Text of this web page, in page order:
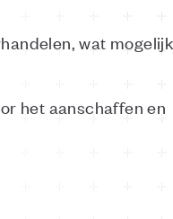
wat
het aanschaffen en